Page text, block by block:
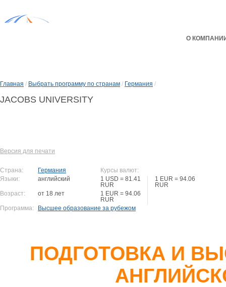
О
Главная / Выбрать программу по странам / Германия /
JACOBS UNIVERSITY
Версия для печати
Страна: Германия
Курсы валют:
Языки:
английский
1 USD = 81.41
RUR
1 EUR = 94.06
RUR
Возраст:
от 18 лет
1 EUR = 94.06
RUR
Программа:
Высшее образование за рубежом
ПОДГОТОВКА И